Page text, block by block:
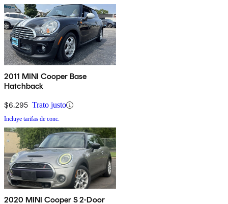
2011 MINI Cooper Base
Hatchback
$6,295 Trato justo
Incluye tarifas de conc.
2020 MINI Cooper S 2-Door